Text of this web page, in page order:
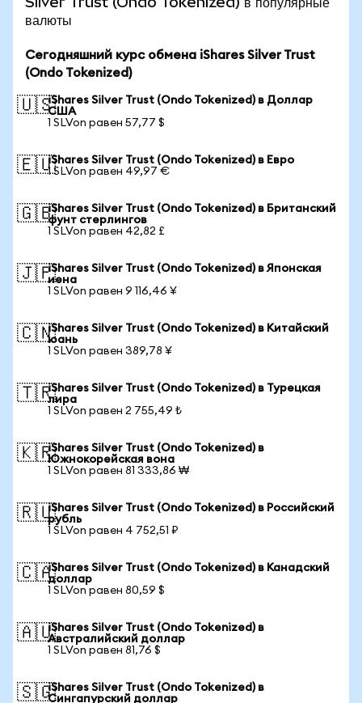
валюты
Сегодняшний курс обмена iShares Silver Trust
(Ondo Tokenized)
🇺🇸iShares Silver Trust (Ondo Tokenized) в Доллар
США
1 SLVon равен 57,77 $
🇪🇺iShares Silver Trust (Ondo Tokenized) в Евро
1 SLVon равен 49,97 €
🇬🇧iShares Silver Trust (Ondo Tokenized) в Британский
фунт стерлингов
1 SLVon равен 42,82 £
🇯🇵iShares Silver Trust (Ondo Tokenized) в Японская
иена
1 SLVon равен 9 116,46 ¥
🇨🇳iShares Silver Trust (Ondo Tokenized) в Китайский
юань
1 SLVon равен 389,78 ¥
🇹🇷iShares Silver Trust (Ondo Tokenized) в Турецкая
лира
1 SLVon равен 2 755,49 ₺
🇰🇷iShares Silver Trust (Ondo Tokenized) в
Южнокорейская вона
1 SLVon равен 81 333,86 ₩
🇷🇺iShares Silver Trust (Ondo Tokenized) в Российский
рубль
1 SLVon равен 4 752,51 ₽
🇨🇦iShares Silver Trust (Ondo Tokenized) в Канадский
доллар
1 SLVon равен 80,59 $
🇦🇺iShares Silver Trust (Ondo Tokenized) в
Австралийский доллар
1 SLVon равен 81,76 $
🇸🇬iShares Silver Trust (Ondo Tokenized) в
Сингапурский доллар